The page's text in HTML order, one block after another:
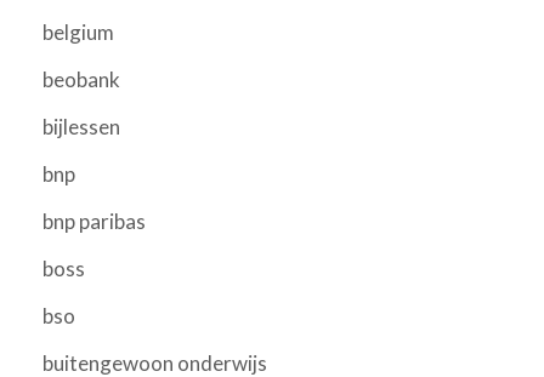
belgium
beobank
bijlessen
bnp
bnp paribas
boss
bso
buitengewoon onderwijs